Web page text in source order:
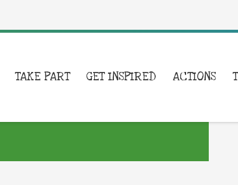
TAKE PART GET INSPIRED ACTIONS